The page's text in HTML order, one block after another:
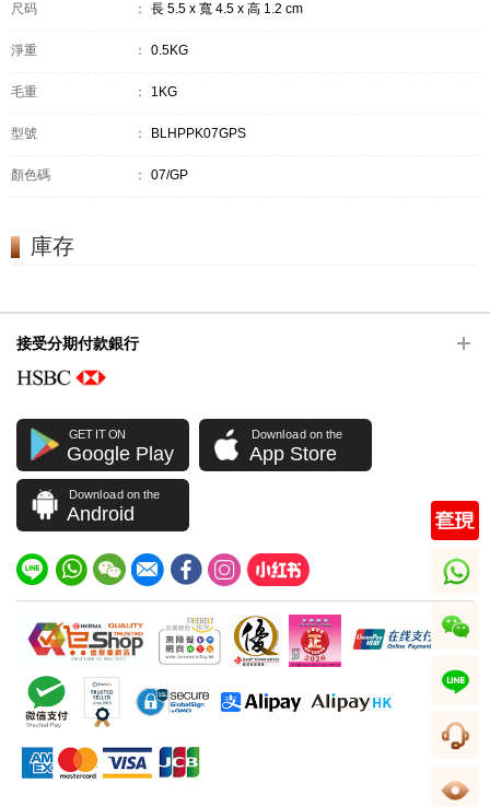
尺码 ： 長 5.5 x 寬 4.5 x 高 1.2 cm
淨重 ： 0.5KG
毛重 ： 1KG
型號 ： BLHPPK07GPS
顏色碼 ： 07/GP
庫存
接受分期付款銀行
GET IT ON
Google Play
Download on the
App Store
Download on the
Android
whatsapp